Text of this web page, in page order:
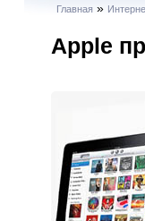
Главная »
Apple